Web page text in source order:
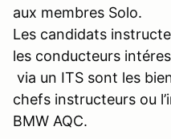
aux membres Solo.
Les candidats
les conducteurs
via un ITS sont les
chefs instructeurs ou
BMW AQC.